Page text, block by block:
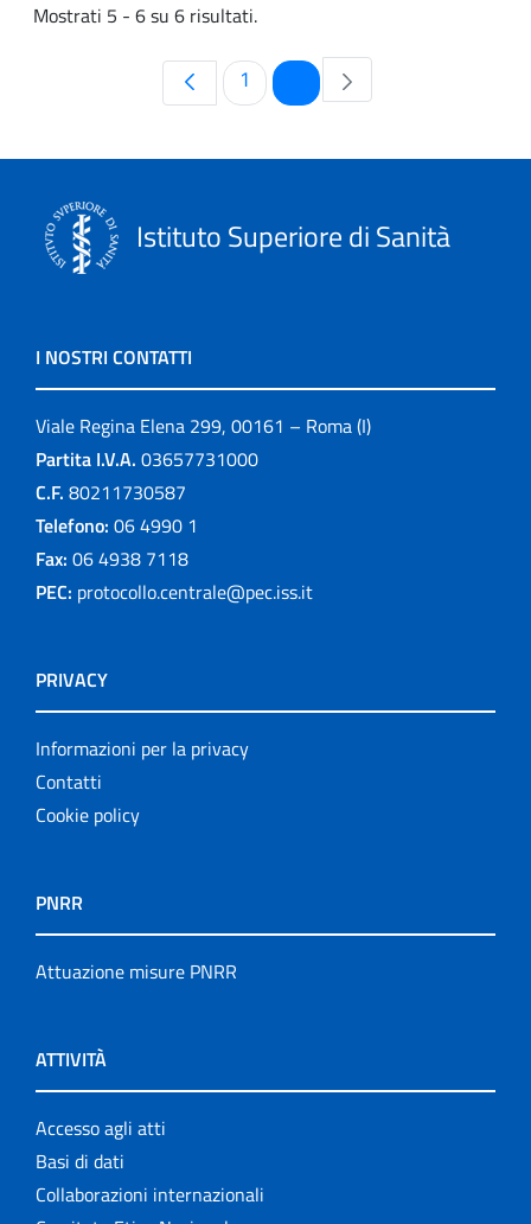
Mostrati 5 - 6 su 6 risultati.
Pagina
1 Pagina
Istituto Superiore di Sanità
I NOSTRI CONTATTI
Viale Regina Elena 299, 00161 – Roma (I)
Partita I.V.A. 03657731000
C.F. 80211730587
Telefono: 06 4990 1
Fax: 06 4938 7118
PEC: protocollo.centrale@pec.iss.it
PRIVACY
Informazioni per la privacy
Contatti
Cookie policy
PNRR
Attuazione misure PNRR
ATTIVITÀ
Accesso agli atti
Basi di dati
Collaborazioni internazionali